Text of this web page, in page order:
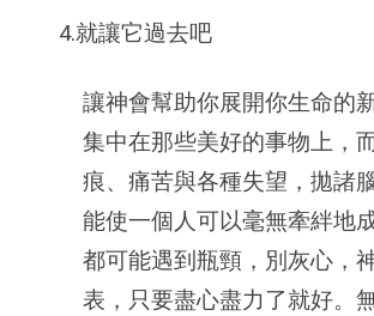
4.就讓它過去吧
讓神會幫助你展開你生命的
集中在那些美好的事物上，
痕、痛苦與各種失望，拋諸
能使一個人可以毫無牽絆地
都可能遇到瓶頸，別灰心，
表，只要盡心盡力了就好。